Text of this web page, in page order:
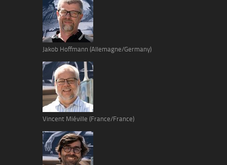
Jakob Hoffmann (Allemagne/Germany)
Vincent Miéville (France/France)